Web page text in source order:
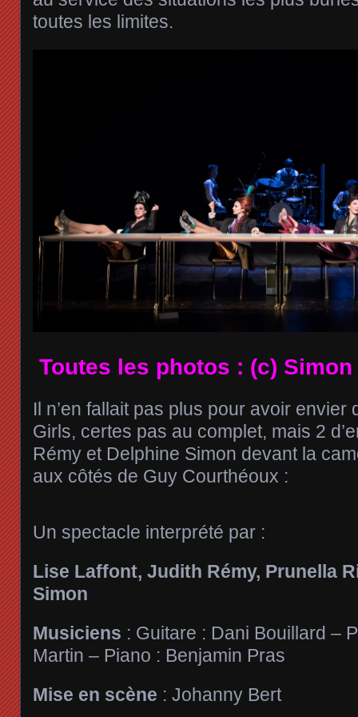
toutes les limites.
Toutes les photos : (c)
Il n’en fallait pas plus pour avoir
Girls, certes pas au complet, mais 2
Rémy et Delphine Simon devant la
aux côtés de Guy Courthéoux :
Un spectacle interprété par :
Lise Laffont, Judith Rémy, Prunella
Simon
Musiciens : Guitare : Dani Bouillard –
Martin – Piano : Benjamin Pras
Mise en scène : Johanny Bert